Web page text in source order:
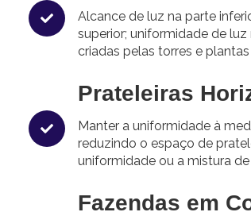
Alcance de luz na parte
superior; uniformidade de
criadas pelas torres e
Prateleiras
Manter a uniformidade à
reduzindo o espaço de
uniformidade ou a mistura de
Fazendas em